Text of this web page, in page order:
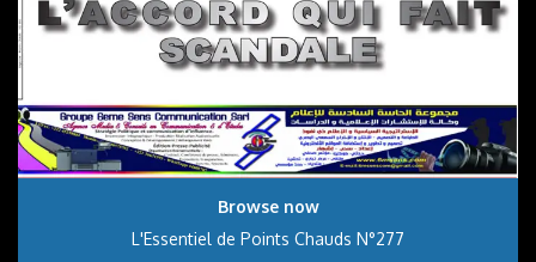
Browse now
L'Essentiel de Points Chauds N°277